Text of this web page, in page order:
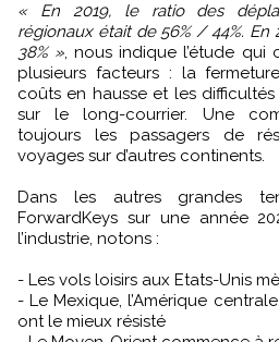
« En 2019, le ratio des
régionaux était de 56% / 44%. En
38% », nous indique l’étude qui
plusieurs facteurs : la
coûts en hausse et les
sur le long-courrier. Une
toujours les passagers de
voyages sur d’autres continents.
Dans les autres grandes
ForwardKeys sur une année
l’industrie, notons :
- Les vols loisirs aux Etats-Unis
- Le Mexique, l’Amérique
ont le mieux résisté